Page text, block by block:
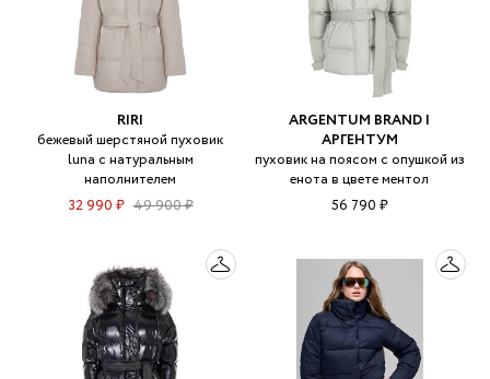
RIRI
бежевый шерстяной пуховик
luna с натуральным
наполнителем
32 990 ₽ 49 900 ₽
ARGENTUM BRAND |
АРГЕНТУМ
пуховик на поясом с опушкой из
енота в цвете ментол
56 790 ₽